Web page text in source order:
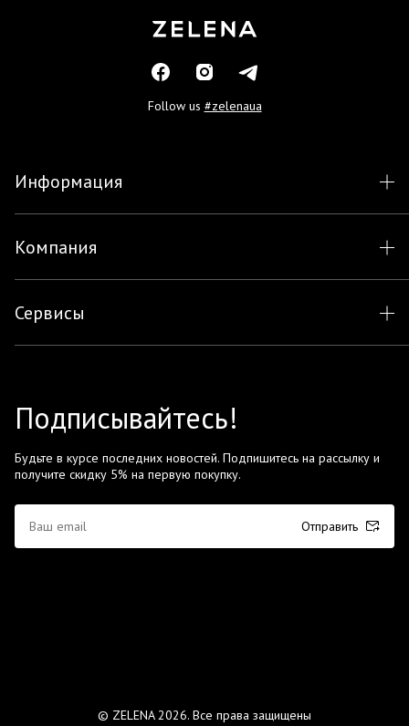
Follow us #zelenaua
Информация
Компания
Сервисы
Подписывайтесь!
Будьте в курсе последних новостей. Подпишитесь на рассылку и
получите скидку 5% на первую покупку.
Отправить
© ZELENA 2026. Все права защищены